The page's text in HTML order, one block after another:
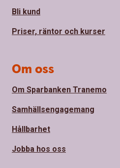
Bli kund
Priser, räntor och kurser
Om oss
Om Sparbanken Tranemo
Samhällsengagemang
Hållbarhet
Jobba hos oss